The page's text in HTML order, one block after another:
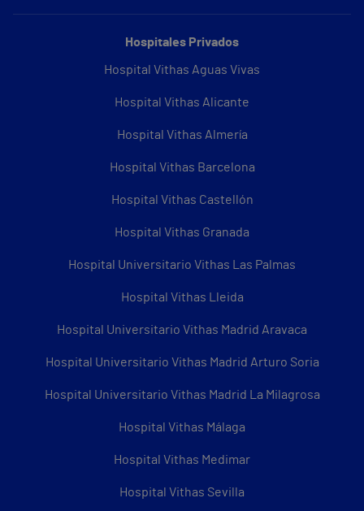
Hospitales Privados
Hospital Vithas Aguas Vivas
Hospital Vithas Alicante
Hospital Vithas Almería
Hospital Vithas Barcelona
Hospital Vithas Castellón
Hospital Vithas Granada
Hospital Universitario Vithas Las Palmas
Hospital Vithas Lleida
Hospital Universitario Vithas Madrid Aravaca
Hospital Universitario Vithas Madrid Arturo Soria
Hospital Universitario Vithas Madrid La Milagrosa
Hospital Vithas Málaga
Hospital Vithas Medimar
Hospital Vithas Sevilla